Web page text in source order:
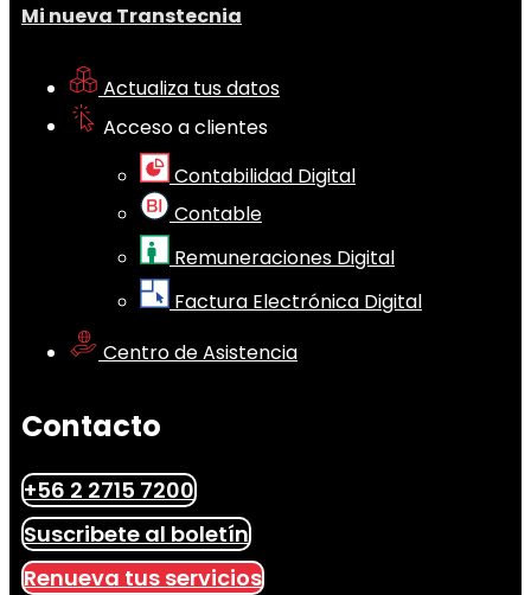
Mi nueva Transtecnia
Actualiza tus datos
Acceso a clientes
Contabilidad Digital
Contable
Remuneraciones Digital
Factura Electrónica Digital
Centro de Asistencia
Contacto
+56 2 2715 7200
Suscribete al boletín
Renueva tus servicios